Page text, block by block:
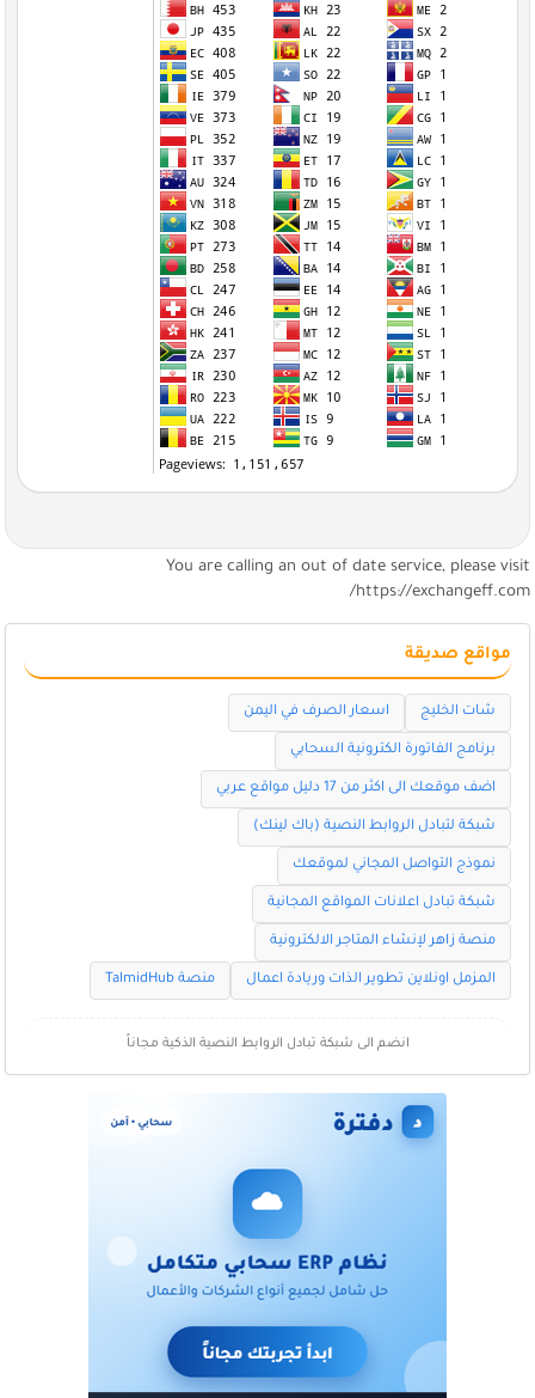
You are calling an out of date service, please visit
https://exchangeff.com/
مواقع صديقة
شات الخليج اسعار الصرف في اليمن
برنامج الفاتورة الكترونية السحابي
اضف موقعك الى اكثر من 17 دليل مواقع عربي
شبكة لتبادل الروابط النصية (باك لينك)
نموذج التواصل المجاني لموقعك
شبكة تبادل اعلانات المواقع المجانية
منصة زاهر لإنشاء المتاجر الالكترونية
المزمل اونلاين تطوير الذات وريادة اعمال منصة TalmidHub
انضم الى شبكة تبادل الروابط النصية الذكية مجاناً